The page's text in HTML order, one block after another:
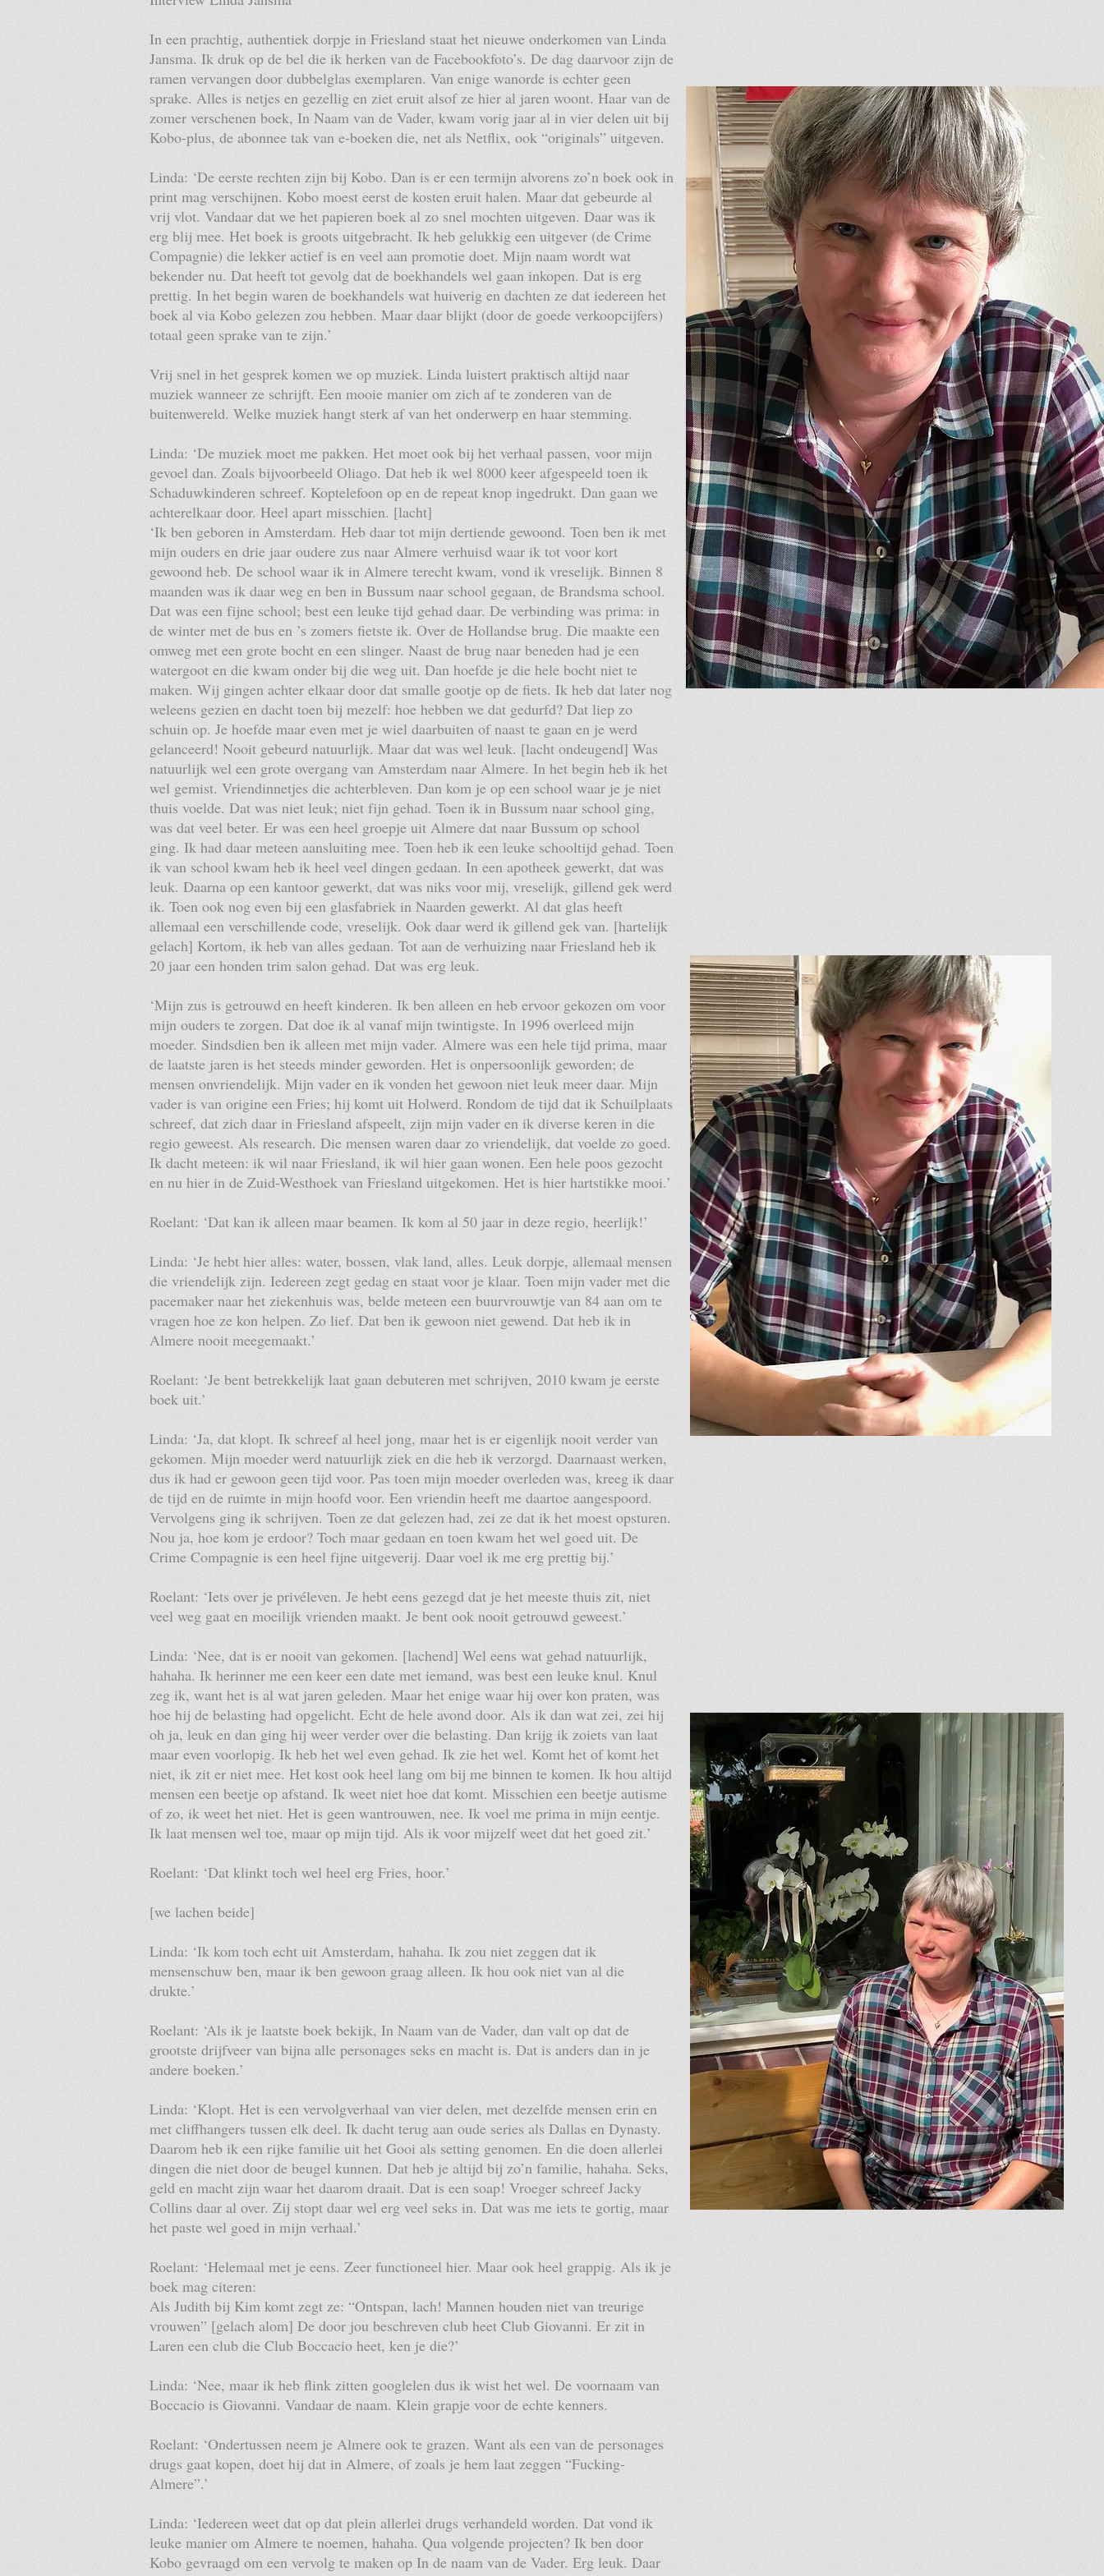
In een prachtig, authentiek dorpje in Friesland staat het nieuwe onderkomen van Linda
Jansma. Ik druk op de bel die ik herken van de Facebookfoto’s. De dag daarvoor zijn de
ramen vervangen door dubbelglas exemplaren. Van enige wanorde is echter geen
sprake. Alles is netjes en gezellig en ziet eruit alsof ze hier al jaren woont. Haar van de
zomer verschenen boek, In Naam van de Vader, kwam vorig jaar al in vier delen uit bij
Kobo-plus, de abonnee tak van e-boeken die, net als Netflix, ook “originals” uitgeven.
Linda: ‘De eerste rechten zijn bij Kobo. Dan is er een termijn alvorens zo’n boek ook in
print mag verschijnen. Kobo moest eerst de kosten eruit halen. Maar dat gebeurde al
vrij vlot. Vandaar dat we het papieren boek al zo snel mochten uitgeven. Daar was ik
erg blij mee. Het boek is groots uitgebracht. Ik heb gelukkig een uitgever (de Crime
Compagnie) die lekker actief is en veel aan promotie doet. Mijn naam wordt wat
bekender nu. Dat heeft tot gevolg dat de boekhandels wel gaan inkopen. Dat is erg
prettig. In het begin waren de boekhandels wat huiverig en dachten ze dat iedereen het
boek al via Kobo gelezen zou hebben. Maar daar blijkt (door de goede verkoopcijfers)
totaal geen sprake van te zijn.’
Vrij snel in het gesprek komen we op muziek. Linda luistert praktisch altijd naar
muziek wanneer ze schrijft. Een mooie manier om zich af te zonderen van de
buitenwereld. Welke muziek hangt sterk af van het onderwerp en haar stemming.
Linda: ‘De muziek moet me pakken. Het moet ook bij het verhaal passen, voor mijn
gevoel dan. Zoals bijvoorbeeld Oliago. Dat heb ik wel 8000 keer afgespeeld toen ik
Schaduwkinderen schreef. Koptelefoon op en de repeat knop ingedrukt. Dan gaan we
achterelkaar door. Heel apart misschien. [lacht]
‘Ik ben geboren in Amsterdam. Heb daar tot mijn dertiende gewoond. Toen ben ik met
mijn ouders en drie jaar oudere zus naar Almere verhuisd waar ik tot voor kort
gewoond heb. De school waar ik in Almere terecht kwam, vond ik vreselijk. Binnen 8
maanden was ik daar weg en ben in Bussum naar school gegaan, de Brandsma school.
Dat was een fijne school; best een leuke tijd gehad daar. De verbinding was prima: in
de winter met de bus en ’s zomers fietste ik. Over de Hollandse brug. Die maakte een
omweg met een grote bocht en een slinger. Naast de brug naar beneden had je een
watergoot en die kwam onder bij die weg uit. Dan hoefde je die hele bocht niet te
maken. Wij gingen achter elkaar door dat smalle gootje op de fiets. Ik heb dat later nog
weleens gezien en dacht toen bij mezelf: hoe hebben we dat gedurfd? Dat liep zo
schuin op. Je hoefde maar even met je wiel daarbuiten of naast te gaan en je werd
gelanceerd! Nooit gebeurd natuurlijk. Maar dat was wel leuk. [lacht ondeugend] Was
natuurlijk wel een grote overgang van Amsterdam naar Almere. In het begin heb ik het
wel gemist. Vriendinnetjes die achterbleven. Dan kom je op een school waar je je niet
thuis voelde. Dat was niet leuk; niet fijn gehad. Toen ik in Bussum naar school ging,
was dat veel beter. Er was een heel groepje uit Almere dat naar Bussum op school
ging. Ik had daar meteen aansluiting mee. Toen heb ik een leuke schooltijd gehad. Toen
ik van school kwam heb ik heel veel dingen gedaan. In een apotheek gewerkt, dat was
leuk. Daarna op een kantoor gewerkt, dat was niks voor mij, vreselijk, gillend gek werd
ik. Toen ook nog even bij een glasfabriek in Naarden gewerkt. Al dat glas heeft
allemaal een verschillende code, vreselijk. Ook daar werd ik gillend gek van. [hartelijk
gelach] Kortom, ik heb van alles gedaan. Tot aan de verhuizing naar Friesland heb ik
20 jaar een honden trim salon gehad. Dat was erg leuk.
‘Mijn zus is getrouwd en heeft kinderen. Ik ben alleen en heb ervoor gekozen om voor
mijn ouders te zorgen. Dat doe ik al vanaf mijn twintigste. In 1996 overleed mijn
moeder. Sindsdien ben ik alleen met mijn vader. Almere was een hele tijd prima, maar
de laatste jaren is het steeds minder geworden. Het is onpersoonlijk geworden; de
mensen onvriendelijk. Mijn vader en ik vonden het gewoon niet leuk meer daar. Mijn
vader is van origine een Fries; hij komt uit Holwerd. Rondom de tijd dat ik Schuilplaats
schreef, dat zich daar in Friesland afspeelt, zijn mijn vader en ik diverse keren in die
regio geweest. Als research. Die mensen waren daar zo vriendelijk, dat voelde zo goed.
Ik dacht meteen: ik wil naar Friesland, ik wil hier gaan wonen. Een hele poos gezocht
en nu hier in de Zuid-Westhoek van Friesland uitgekomen. Het is hier hartstikke mooi.’
Roelant: ‘Dat kan ik alleen maar beamen. Ik kom al 50 jaar in deze regio, heerlijk!’
Linda: ‘Je hebt hier alles: water, bossen, vlak land, alles. Leuk dorpje, allemaal mensen
die vriendelijk zijn. Iedereen zegt gedag en staat voor je klaar. Toen mijn vader met die
pacemaker naar het ziekenhuis was, belde meteen een buurvrouwtje van 84 aan om te
vragen hoe ze kon helpen. Zo lief. Dat ben ik gewoon niet gewend. Dat heb ik in
Almere nooit meegemaakt.’
Roelant: ‘Je bent betrekkelijk laat gaan debuteren met schrijven, 2010 kwam je eerste
boek uit.’
Linda: ‘Ja, dat klopt. Ik schreef al heel jong, maar het is er eigenlijk nooit verder van
gekomen. Mijn moeder werd natuurlijk ziek en die heb ik verzorgd. Daarnaast werken,
dus ik had er gewoon geen tijd voor. Pas toen mijn moeder overleden was, kreeg ik daar
de tijd en de ruimte in mijn hoofd voor. Een vriendin heeft me daartoe aangespoord.
Vervolgens ging ik schrijven. Toen ze dat gelezen had, zei ze dat ik het moest opsturen.
Nou ja, hoe kom je erdoor? Toch maar gedaan en toen kwam het wel goed uit. De
Crime Compagnie is een heel fijne uitgeverij. Daar voel ik me erg prettig bij.’
Roelant: ‘Iets over je privéleven. Je hebt eens gezegd dat je het meeste thuis zit, niet
veel weg gaat en moeilijk vrienden maakt. Je bent ook nooit getrouwd geweest.’
Linda: ‘Nee, dat is er nooit van gekomen. [lachend] Wel eens wat gehad natuurlijk,
hahaha. Ik herinner me een keer een date met iemand, was best een leuke knul. Knul
zeg ik, want het is al wat jaren geleden. Maar het enige waar hij over kon praten, was
hoe hij de belasting had opgelicht. Echt de hele avond door. Als ik dan wat zei, zei hij
oh ja, leuk en dan ging hij weer verder over die belasting. Dan krijg ik zoiets van laat
maar even voorlopig. Ik heb het wel even gehad. Ik zie het wel. Komt het of komt het
niet, ik zit er niet mee. Het kost ook heel lang om bij me binnen te komen. Ik hou altijd
mensen een beetje op afstand. Ik weet niet hoe dat komt. Misschien een beetje autisme
of zo, ik weet het niet. Het is geen wantrouwen, nee. Ik voel me prima in mijn eentje.
Ik laat mensen wel toe, maar op mijn tijd. Als ik voor mijzelf weet dat het goed zit.’
Roelant: ‘Dat klinkt toch wel heel erg Fries, hoor.’
[we lachen beide]
Linda: ‘Ik kom toch echt uit Amsterdam, hahaha. Ik zou niet zeggen dat ik
mensenschuw ben, maar ik ben gewoon graag alleen. Ik hou ook niet van al die
drukte.’
Roelant: ‘Als ik je laatste boek bekijk, In Naam van de Vader, dan valt op dat de
grootste drijfveer van bijna alle personages seks en macht is. Dat is anders dan in je
andere boeken.’
Linda: ‘Klopt. Het is een vervolgverhaal van vier delen, met dezelfde mensen erin en
met cliffhangers tussen elk deel. Ik dacht terug aan oude series als Dallas en Dynasty.
Daarom heb ik een rijke familie uit het Gooi als setting genomen. En die doen allerlei
dingen die niet door de beugel kunnen. Dat heb je altijd bij zo’n familie, hahaha. Seks,
geld en macht zijn waar het daarom draait. Dat is een soap! Vroeger schreef Jacky
Collins daar al over. Zij stopt daar wel erg veel seks in. Dat was me iets te gortig, maar
het paste wel goed in mijn verhaal.’
Roelant: ‘Helemaal met je eens. Zeer functioneel hier. Maar ook heel grappig. Als ik je
boek mag citeren:
Als Judith bij Kim komt zegt ze: “Ontspan, lach! Mannen houden niet van treurige
vrouwen” [gelach alom] De door jou beschreven club heet Club Giovanni. Er zit in
Laren een club die Club Boccacio heet, ken je die?’
Linda: ‘Nee, maar ik heb flink zitten googlelen dus ik wist het wel. De voornaam van
Boccacio is Giovanni. Vandaar de naam. Klein grapje voor de echte kenners.
Roelant: ‘Ondertussen neem je Almere ook te grazen. Want als een van de personages
drugs gaat kopen, doet hij dat in Almere, of zoals je hem laat zeggen “Fucking-
Almere”.’
Linda: ‘Iedereen weet dat op dat plein allerlei drugs verhandeld worden. Dat vond ik
leuke manier om Almere te noemen, hahaha. Qua volgende projecten? Ik ben door
Kobo gevraagd om een vervolg te maken op In de naam van de Vader. Erg leuk. Daar